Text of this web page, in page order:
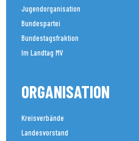
Jugendorganisation
Bundespartei
Bundestagsfraktion
Im Landtag MV
ORGANISATION
Kreisverbände
Landesvorstand